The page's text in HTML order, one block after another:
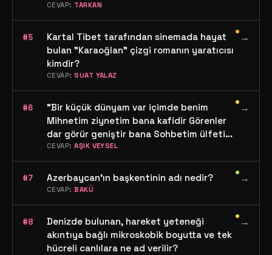
olan dünyaca ünlü şarkıcımızın adı nedir?
CEVAP: TARKAN
#5
Kartal Tibet tarafından sinemada hayat
bulan "Karaoğlan" çizgi romanın yaratıcısı
kimdir?
CEVAP:SUAT YALAZ
•→
#6
"Bir küçük dünyam var içimde benim
Mihnetim ziynetim bana kafidir Görenler
dar görür geniştir bana Sohbetim ülfetim
bana kafidir" dizeleri hangi halk ozanımıza
aittir ?
CEVAP:AŞIK VEYSEL
•→
#7 Azerbaycan'ın başkentinin adı nedir?
CEVAP:BAKÜ
•→
#8
Denizde bulunan, hareket yeteneği
akıntıya bağlı mikroskobik boyutta ve tek
hücreli canlılara ne ad verilir?
•→